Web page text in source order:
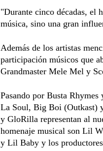
"Durante cinco décadas, el
música, sino una gran
Además de los artistas
participación músicos que
Grandmaster Mele Mel y
Pasando por Busta
La Soul, Big Boi (Outkast)
y GloRilla representan al
homenaje musical son Lil
y Lil Baby y los